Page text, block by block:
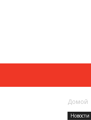
Домой
Новости